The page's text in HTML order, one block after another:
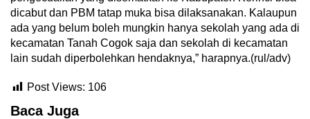
dicabut dan PBM tatap muka bisa dilaksanakan. Kalaupun
ada yang belum boleh mungkin hanya sekolah yang ada di
kecamatan Tanah Cogok saja dan sekolah di kecamatan
lain sudah diperbolehkan hendaknya,” harapnya.(rul/adv)
Post Views: 106
Baca Juga